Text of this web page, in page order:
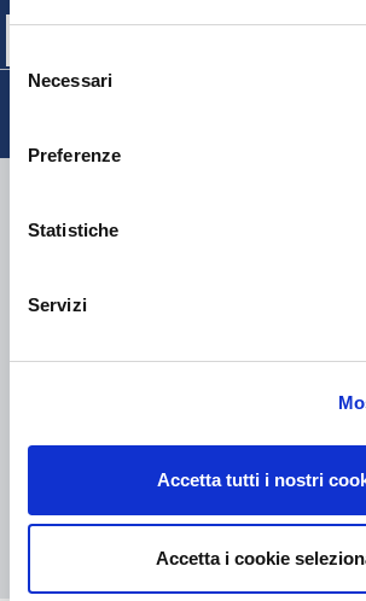
delNecessari
Preferenze
Statistiche
Servizi
Accetta tutti i nostri
Accetta i cookie
08.08.2026 DI PIÙ
Basato sui 37872 recensioni